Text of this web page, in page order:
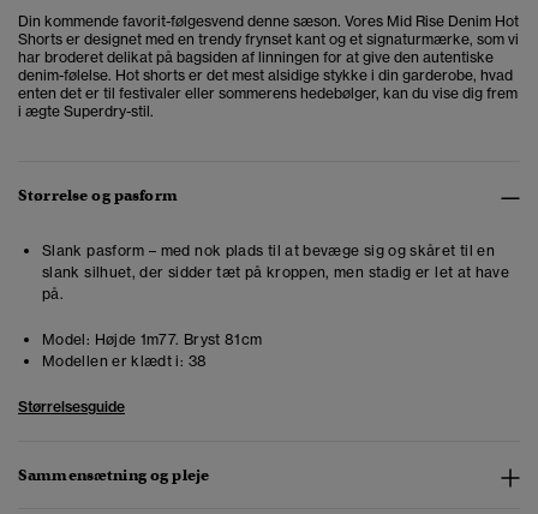
Din kommende favorit-følgesvend denne sæson. Vores Mid Rise Denim Hot
Shorts er designet med en trendy frynset kant og et signaturmærke, som vi
har broderet delikat på bagsiden af linningen for at give den autentiske
denim-følelse. Hot shorts er det mest alsidige stykke i din garderobe, hvad
enten det er til festivaler eller sommerens hedebølger, kan du vise dig frem
i ægte Superdry-stil.
Størrelse og pasform
Slank pasform – med nok plads til at bevæge sig og skåret til en
slank silhuet, der sidder tæt på kroppen, men stadig er let at have
på.
Model: Højde 1m77. Bryst 81cm
Modellen er klædt i: 38
Størrelsesguide
Sammensætning og pleje